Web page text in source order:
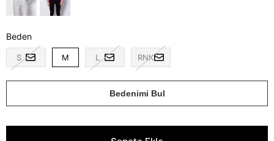
Beden
S M L RNK
Bedenimi Bul